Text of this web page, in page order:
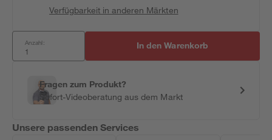
Verfügbarkeit in anderen Märkten
Anzahl: In den Warenkorb
Fragen zum Produkt?
Sofort-Videoberatung aus dem Markt
Unsere passenden Services